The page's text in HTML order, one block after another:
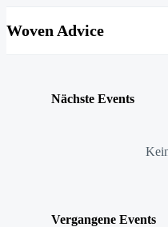
Woven Advice
Nächste Events
Vergangene Events